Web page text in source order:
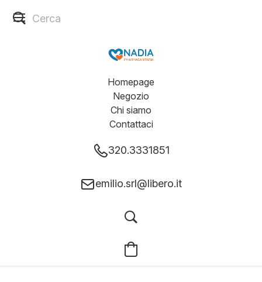
Homepage
Negozio
Chi siamo
Contattaci
320.3331851
emilio.srl@libero.it